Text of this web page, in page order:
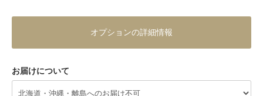
オプションの詳細情報
お届けについて